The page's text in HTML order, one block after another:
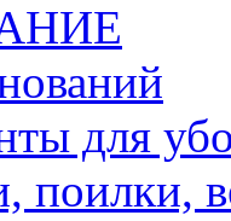
для
поилки,